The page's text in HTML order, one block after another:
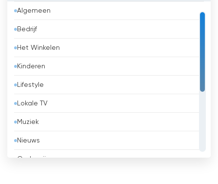
Bangladesh
Barbados
België
Belize
Benin
Bhutan
Bolivia
Bosnië en Herzegovina
Algemeen
Bedrijf
Het Winkelen
Kinderen
Lifestyle
Lokale TV
Muziek
Nieuws
Onderwijs